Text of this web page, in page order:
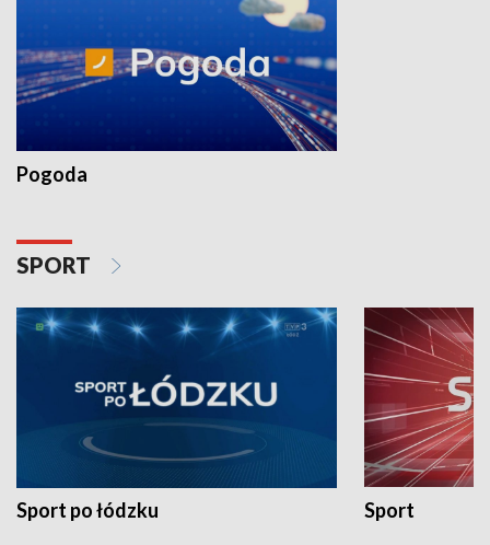
Pogoda
SPORT
Sport po łódzku Sport